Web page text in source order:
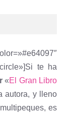
te ha
«El Gran Libro
autora, y lleno
es